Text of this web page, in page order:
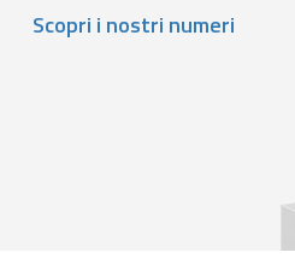
Scopri i nostri numeri